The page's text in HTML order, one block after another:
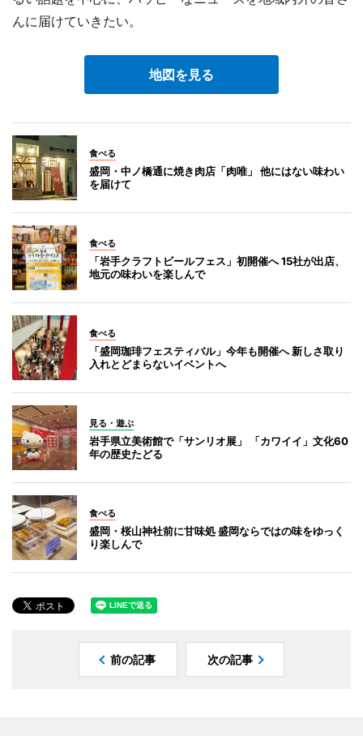
んに届けていきたい。
地図を見る
食べる
盛岡・中ノ橋通に焼き肉店「肉唯」 他にはない味わい
を届けて
食べる
「岩手クラフトビールフェス」初開催へ 15社が出店、
地元の味わいを楽しんで
食べる
「盛岡珈琲フェスティバル」今年も開催へ 新しさ取り
入れとどまらないイベントへ
見る・遊ぶ
岩手県立美術館で「サンリオ展」 「カワイイ」文化60
年の歴史たどる
食べる
盛岡・桜山神社前に甘味処 盛岡ならではの味をゆっく
り楽しんで
前の記事 次の記事